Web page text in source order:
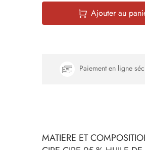
Ajouter au
Paiement en ligne
MATIERE ET